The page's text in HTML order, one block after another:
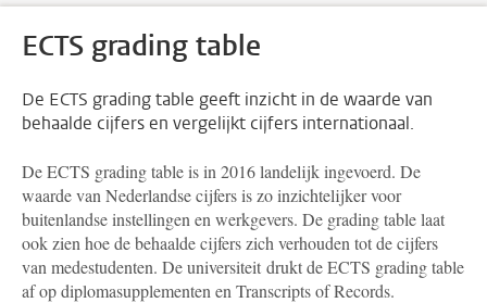
ECTS grading table
De ECTS grading table geeft inzicht in de waarde van
behaalde cijfers en vergelijkt cijfers internationaal.
De ECTS grading table is in 2016 landelijk ingevoerd. De
waarde van Nederlandse cijfers is zo inzichtelijker voor
buitenlandse instellingen en werkgevers. De grading table laat
ook zien hoe de behaalde cijfers zich verhouden tot de cijfers
van medestudenten. De universiteit drukt de ECTS grading table
af op diplomasupplementen en Transcripts of Records.